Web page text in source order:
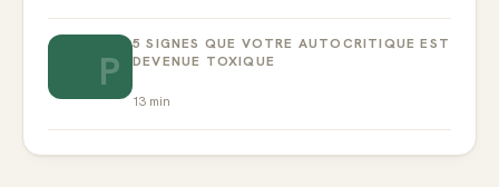
P
5 SIGNES QUE VOTRE AUTOCRITIQUE EST
DEVENUE TOXIQUE
13 min